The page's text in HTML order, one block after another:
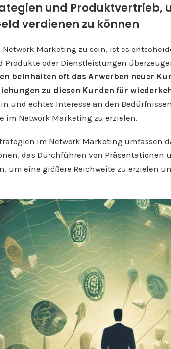
und Produktvertrieb,
verdienen zu können
Marketing zu sein, ist es
Produkte oder Dienstleistungen
beinhalten oft das Anwerben neuer
zu diesen Kunden für
und echtes Interesse an den
im Network Marketing zu erzielen.
im Network Marketing umfassen
das Durchführen von Präsentationen
um eine größere Reichweite zu erzielen